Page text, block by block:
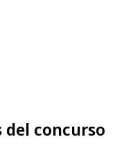
del concurso